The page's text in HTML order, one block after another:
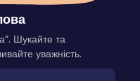
Шукайте та
уважність.